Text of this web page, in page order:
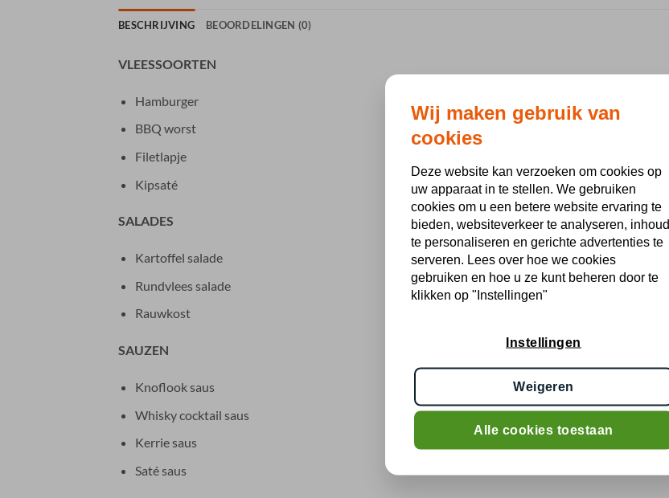
BESCHRIJVING BEOORDELINGEN (0)
VLEESSOORTEN
Hamburger
BBQ worst
Filetlapje
Kipsaté
SALADES
Kartoffel salade
Rundvlees salade
Rauwkost
SAUZEN
Knoflook saus
Whisky cocktail saus
Kerrie saus
Saté saus
Wij maken gebruik van
cookies
Deze website kan verzoeken om cookies op
uw apparaat in te stellen. We gebruiken
cookies om u een betere website ervaring te
bieden, websiteverkeer te analyseren, inhoud
te personaliseren en gerichte advertenties te
serveren. Lees over hoe we cookies
gebruiken en hoe u ze kunt beheren door te
klikken op "Instellingen"
Instellingen
Weigeren
Alle cookies toestaan